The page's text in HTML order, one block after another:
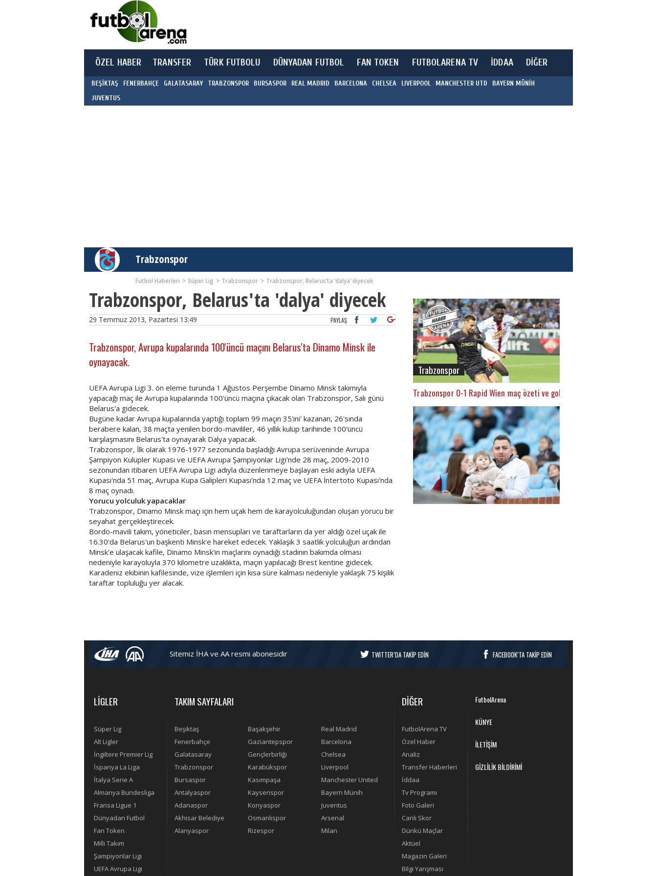
ÖZEL HABER TRANSFER TÜRK FUTBOLU DÜNYADAN FUTBOL FAN TOKEN FUTBOLARENA TV İDDAA DİĞER
BEŞİKTAŞ FENERBAHÇE GALATASARAY TRABZONSPOR BURSASPOR REAL MADRID BARCELONA CHELSEA LIVERPOOL MANCHESTER UTD
BAYERN MÜNİH
JUVENTUS
Trabzonspor
Futbol Haberleri Süper Lig Trabzonspor Trabzonspor, Belarus’ta ’dalya’ diyecek
Trabzonspor, Belarus'ta 'dalya' diyecek
29 Temmuz 2013, Pazartesi 13:49 PAYLAŞ
Trabzonspor, Avrupa kupalarında 100'üncü maçını Belarus'ta Dinamo Minsk ile
oynayacak.
UEFA Avrupa Ligi 3. ön eleme turunda 1 Ağustos Perşembe Dinamo Minsk takımıyla
yapacağı maç ile Avrupa kupalarında 100'üncü maçına çıkacak olan Trabzonspor, Salı günü
Belarus'a gidecek.
Bugüne kadar Avrupa kupalarında yaptığı toplam 99 maçın 35'ini' kazanan, 26'sında
berabere kalan, 38 maçta yenilen bordo-mavililer, 46 yıllık kulüp tarihinde 100'üncü
karşılaşmasını Belarus'ta oynayarak Dalya yapacak.
Trabzonspor, İlk olarak 1976-1977 sezonunda başladığı Avrupa serüveninde Avrupa
Şampiyon Kulüpler Kupası ve UEFA Avrupa Şampiyonlar Ligi'nde 28 maç, 2009-2010
sezonundan itibaren UEFA Avrupa Ligi adıyla düzenlenmeye başlayan eski adıyla UEFA
Kupası'nda 51 maç, Avrupa Kupa Galipleri Kupası'nda 12 maç ve UEFA İntertoto Kupası'nda
8 maç oynadı.
Yorucu yolculuk yapacaklar
Trabzonspor, Dinamo Minsk maçı için hem uçak hem de karayolculuğundan oluşan yorucu bir
seyahat gerçekleştirecek.
Bordo-mavili takım, yöneticiler, basın mensupları ve taraftarların da yer aldığı özel uçak ile
16.30'da Belarus'un başkenti Minsk'e hareket edecek. Yaklaşık 3 saatlik yolculuğun ardından
Minsk'e ulaşacak kafile, Dinamo Minsk'in maçlarını oynadığı stadının bakımda olması
nedeniyle karayoluyla 370 kilometre uzaklıkta, maçın yapılacağı Brest kentine gidecek.
Karadeniz ekibinin kafilesinde, vize işlemleri için kısa süre kalması nedeniyle yaklaşık 75 kişilik
taraftar topluluğu yer alacak.
Trabzonspor
Trabzonspor 0-1 Rapid Wien maç özeti ve golü (İZLE)
Sitemiz İHA ve AA resmi abonesidir TWITTER’DA TAKİP EDİN FACEBOOK’TA TAKİP EDİN
LİGLER
Süper Lig
Alt Ligler
İngiltere Premier Lig
İspanya La Liga
İtalya Serie A
Almanya Bundesliga
Fransa Ligue 1
Dünyadan Futbol
Fan Token
Milli Takım
Şampiyonlar Ligi
UEFA Avrupa Ligi
TAKIM SAYFALARI
Beşiktaş Başakşehir
Real Madrid
Fenerbahçe
Gaziantepspor
Barcelona
Galatasaray
Gençlerbirliği
Chelsea
Trabzonspor
Karabükspor
Liverpool
Bursaspor
Kasımpaşa
Manchester United
Antalyaspor
Kayserispor
Bayern Münih
Adanaspor
Konyaspor
Juventus
Akhisar Belediye
Osmanlıspor
Arsenal
Alanyaspor
Rizespor Milan
DİĞER
FutbolArena TV
Özel Haber
Analiz
Transfer Haberleri
İddaa
Tv Programı
Foto Galeri
Canlı Skor
Dünkü Maçlar
Aktüel
Magazin Galeri
Bilgi Yarışması
FutbolArena
KÜNYE
İLETİŞİM
GİZLİLİK BİLDİRİMİ